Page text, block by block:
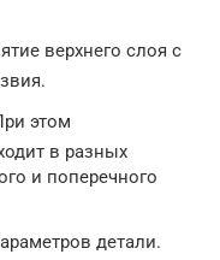
верхнего слоя с
этом
в разных
и поперечного
детали.